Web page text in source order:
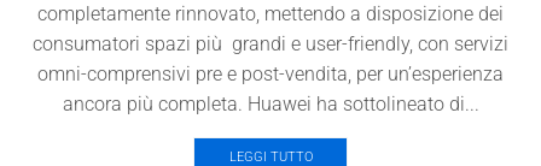
completamente rinnovato, mettendo a disposizione dei
consumatori spazi più grandi e user-friendly, con servizi
omni-comprensivi pre e post-vendita, per un’esperienza
ancora più completa. Huawei ha sottolineato di...
LEGGI TUTTO